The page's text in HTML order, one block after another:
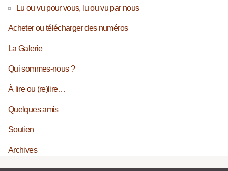
Lu ou vu pour vous, lu ou vu par nous
Acheter ou télécharger des numéros
La Galerie
Qui sommes-nous ?
À lire ou (re)lire…
Quelques amis
Soutien
Archives